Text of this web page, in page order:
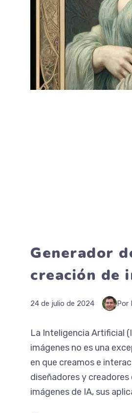
Generador
creación de
24 de julio de 2024 Por
La Inteligencia Artificial
imágenes no es una
en que creamos e
diseñadores y
imágenes de IA, sus